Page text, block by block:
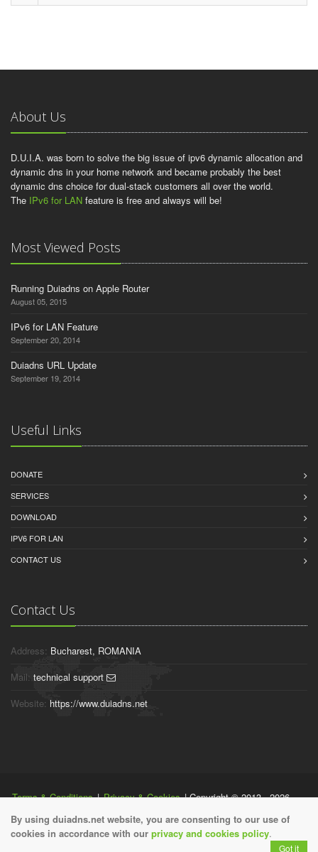
About Us
D.U.I.A. was born to solve the big issue of ipv6 dynamic allocation and
dynamic dns in your home network and became probably the best
dynamic dns choice for dual-stack customers all over the world.
The IPv6 for LAN feature is free and always will be!
Most Viewed Posts
Running Duiadns on Apple Router
August 05, 2015
IPv6 for LAN Feature
September 20, 2014
Duiadns URL Update
September 19, 2014
Useful Links
DONATE
SERVICES
DOWNLOAD
IPV6 FOR LAN
CONTACT US
Contact Us
Address: Bucharest, ROMANIA
Mail: technical support
Website: https://www.duiadns.net
Terms & Conditions|Privacy & Cookies| Copyright © 2013 - 2026
By using duiadns.net website, you are consenting to our use of
cookies in accordance with our privacy and cookies policy.
Got it